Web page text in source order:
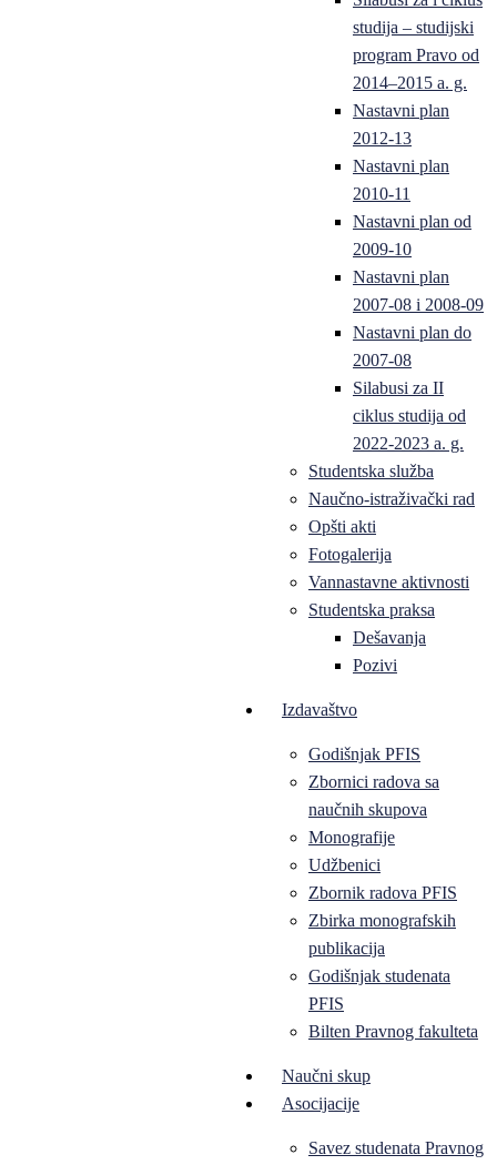
studija – studijski
program Pravo od
2014–2015 a. g.
Nastavni plan
2012-13
Nastavni plan
2010-11
Nastavni plan od
2009-10
Nastavni plan
2007-08 i 2008-09
Nastavni plan do
2007-08
Silabusi za II
ciklus studija od
2022-2023 a. g.
Studentska služba
Naučno-istraživački rad
Opšti akti
Fotogalerija
Vannastavne aktivnosti
Studentska praksa
Dešavanja
Pozivi
Izdavaštvo
Godišnjak PFIS
Zbornici radova sa
naučnih skupova
Monografije
Udžbenici
Zbornik radova PFIS
Zbirka monografskih
publikacija
Godišnjak studenata
PFIS
Bilten Pravnog fakulteta
Naučni skup
Asocijacije
Savez studenata Pravnog